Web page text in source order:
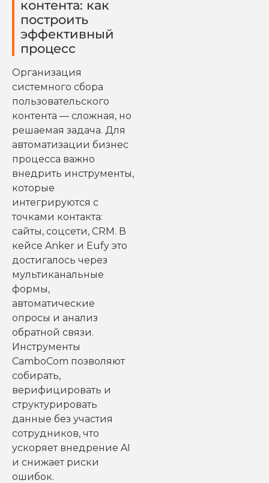
контента: как
построить
эффективный
процесс
Организация
системного сбора
пользовательского
контента — сложная, но
решаемая задача. Для
автоматизации бизнес
процесса важно
внедрить инструменты,
которые
интегрируются с
точками контакта:
сайты, соцсети, CRM. В
кейсе Anker и Eufy это
достигалось через
мультиканальные
формы,
автоматические
опросы и анализ
обратной связи.
Инструменты
CamboCom позволяют
собирать,
верифицировать и
структурировать
данные без участия
сотрудников, что
ускоряет внедрение AI
и снижает риски
ошибок.